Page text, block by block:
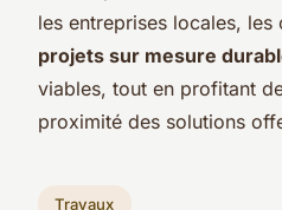
les entreprises locales, les
projets sur mesure
viables, tout en profitant
proximité des solutions
Travaux